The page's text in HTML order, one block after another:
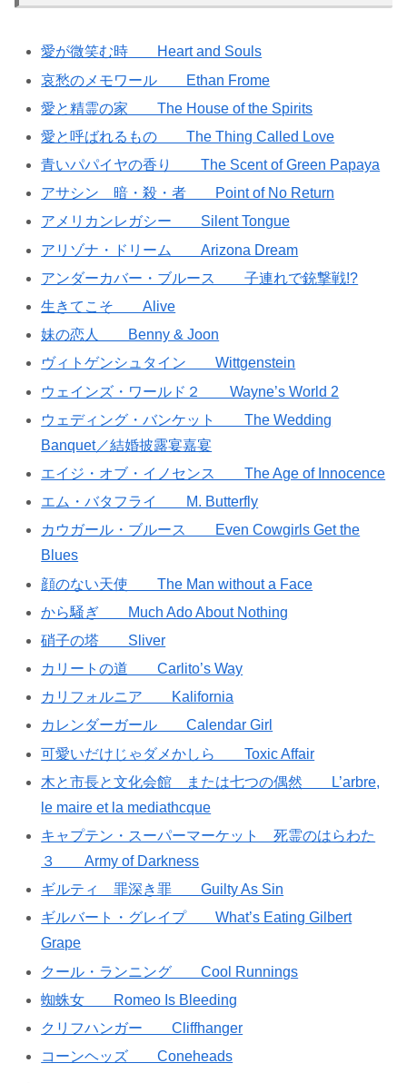
愛が微笑む時 Heart and Souls
哀愁のメモワール Ethan Frome
愛と精霊の家 The House of the Spirits
愛と呼ばれるもの The Thing Called Love
青いパパイヤの香り The Scent of Green Papaya
アサシン 暗・殺・者 Point of No Return
アメリカンレガシー Silent Tongue
アリゾナ・ドリーム Arizona Dream
アンダーカバー・ブルース 子連れで銃撃戦!?
生きてこそ Alive
妹の恋人 Benny & Joon
ヴィトゲンシュタイン Wittgenstein
ウェインズ・ワールド２ Wayne’s World 2
ウェディング・バンケット The Wedding
Banquet／結婚披露宴嘉宴
エイジ・オブ・イノセンス The Age of Innocence
エム・バタフライ M. Butterfly
カウガール・ブルース Even Cowgirls Get the
Blues
顔のない天使 The Man without a Face
から騒ぎ Much Ado About Nothing
硝子の塔 Sliver
カリートの道 Carlito’s Way
カリフォルニア Kalifornia
カレンダーガール Calendar Girl
可愛いだけじゃダメかしら Toxic Affair
木と市長と文化会館 または七つの偶然 L’arbre,
le maire et la mediathcque
キャプテン・スーパーマーケット 死霊のはらわた
３ Army of Darkness
ギルティ 罪深き罪 Guilty As Sin
ギルバート・グレイプ What’s Eating Gilbert
Grape
クール・ランニング Cool Runnings
蜘蛛女 Romeo Is Bleeding
クリフハンガー Cliffhanger
コーンヘッズ Coneheads